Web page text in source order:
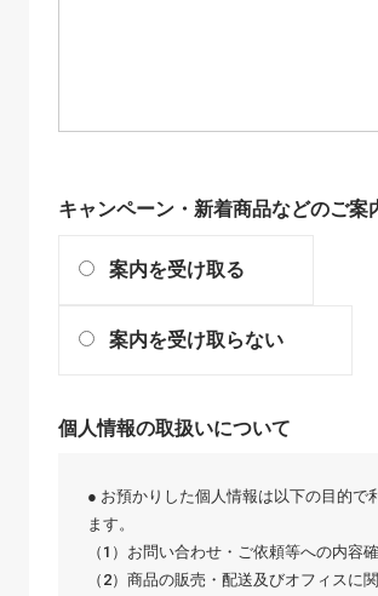
キャンペーン・新着商品などのご案
案内を受け取る
案内を受け取らない
個人情報の取扱いについて
● お預かりした個人情報は以下の目的で
ます。
（1）お問い合わせ・ご依頼等への内容
（2）商品の販売・配送及びオフィスに